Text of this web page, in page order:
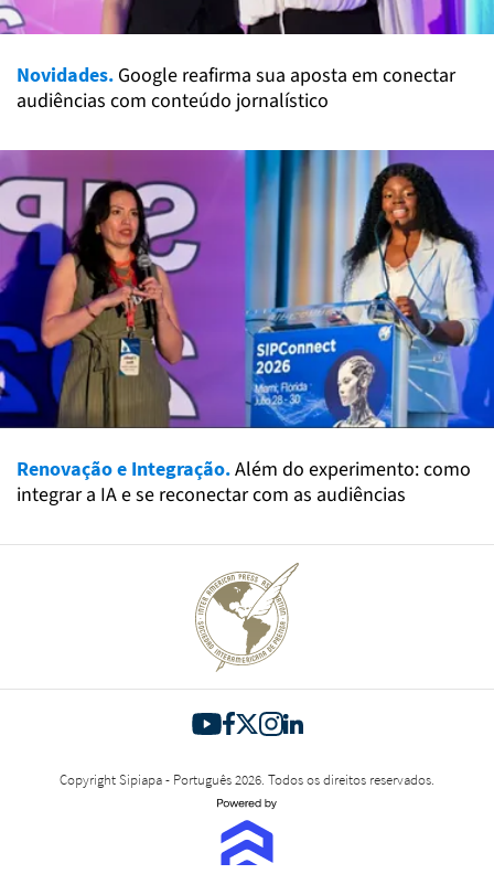
Novidades. Google reafirma sua aposta em conectar
audiências com conteúdo jornalístico
Renovação e Integração.Além do experimento: como
integrar a IA e se reconectar com as audiências
Copyright Sipiapa - Português 2026. Todos os direitos reservados.